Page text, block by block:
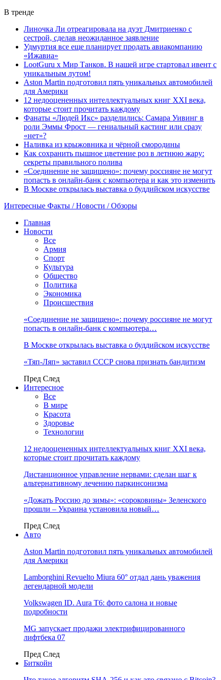
В тренде
Линочка Ли отреагировала на дуэт Дмитриенко с
сестрой, сделав неожиданное заявление
Удмуртия все еще планирует продать авиакомпанию
«Ижавиа»
LootGuru x Мир Танков. В нашей игре стартовал ивент с
уникальным лутом!
Aston Martin подготовил пять уникальных автомобилей
для Америки
12 недооцененных интеллектуальных книг XXI века,
которые стоит прочитать каждому
Фанаты «Людей Икс» разделились: Самара Уивинг в
роли Эммы Фрост — гениальный кастинг или сразу
«нет»?
Наливка из крыжовника и чёрной смородины
Как сохранить пышное цветение роз в летнюю жару:
секреты правильного полива
«Соединение не защищено»: почему россияне не могут
попасть в онлайн-банк с компьютера и как это изменить
В Москве открылась выставка о буддийском искусстве
Интересные Факты / Новости / Обзоры
Главная
Новости
Все
Армия
Спорт
Культура
Общество
Политика
Экономика
Происшествия
«Соединение не защищено»: почему россияне не могут
попасть в онлайн-банк с компьютера…
В Москве открылась выставка о буддийском искусстве
«Тяп-Ляп» заставил СССР снова признать бандитизм
Пред След
Интересное
Все
В мире
Красота
Здоровье
Технологии
12 недооцененных интеллектуальных книг XXI века,
которые стоит прочитать каждому
Дистанционное управление нервами: сделан шаг к
альтернативному лечению паркинсонизма
«Дожать Россию до зимы»: «сороковины» Зеленского
прошли – Украина установила новый…
Пред След
Авто
Aston Martin подготовил пять уникальных автомобилей
для Америки
Lamborghini Revuelto Miura 60° отдал дань уважения
легендарной модели
Volkswagen ID. Aura T6: фото салона и новые
подробности
MG запускает продажи электрифицированного
лифтбека 07
Пред След
Биткойн